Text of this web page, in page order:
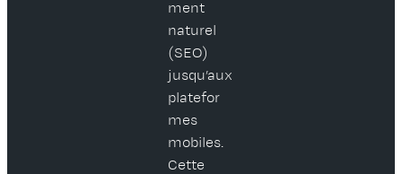
ment
naturel
(SEO)
jusqu’aux
platefor
mes
mobiles.
Cette